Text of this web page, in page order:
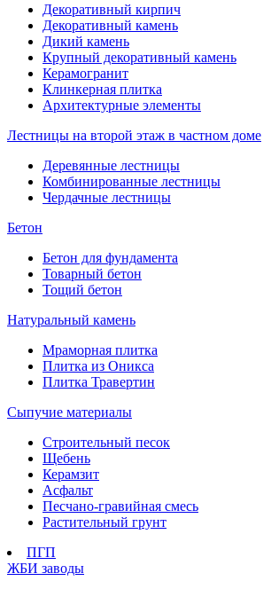
Декоративный кирпич
Декоративный камень
Дикий камень
Крупный декоративный камень
Керамогранит
Клинкерная плитка
Архитектурные элементы
Лестницы на второй этаж в частном доме
Деревянные лестницы
Комбинированные лестницы
Чердачные лестницы
Бетон
Бетон для фундамента
Товарный бетон
Тощий бетон
Натуральный камень
Мраморная плитка
Плитка из Оникса
Плитка Травертин
Сыпучие материалы
Строительный песок
Щебень
Керамзит
Асфальт
Песчано-гравийная смесь
Растительный грунт
ПГП
ЖБИ заводы